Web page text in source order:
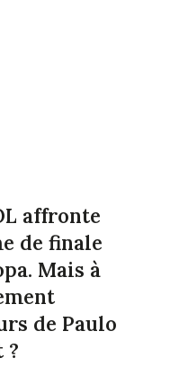
affronte
de finale
Mais à
de Paulo
?